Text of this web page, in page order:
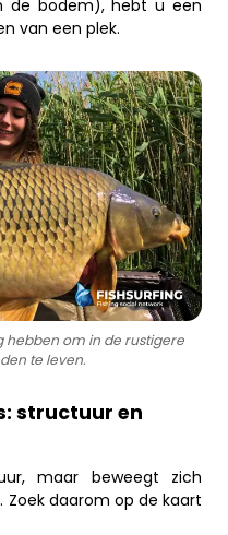
de bodem), hebt u een
van een plek.
hebben om in de rustigere
te leven.
structuur en
maar beweegt zich
Zoek daarom op de kaart